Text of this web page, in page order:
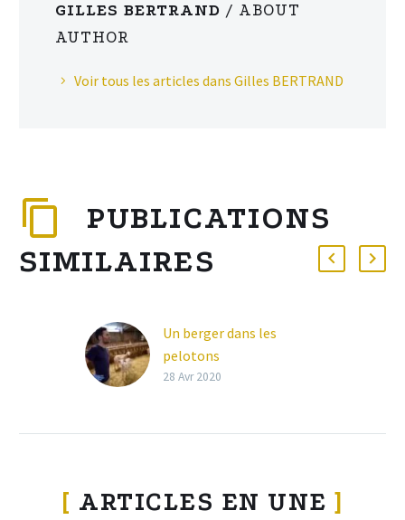
GILLES BERTRAND/ ABOUT
AUTHOR
Voir tous les articles dans Gilles BERTRAND
PUBLICATIONS
SIMILAIRES
Un berger dans les
pelotons
Rencontre avec Maël
national
28 Avr 2020
[ ARTICLES EN UNE ]